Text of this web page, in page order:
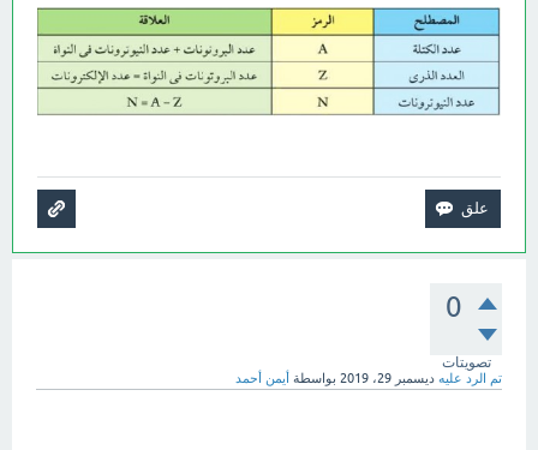
0
تصويتات
تم الرد عليه ديسمبر 29، 2019 بواسطة أيمن أحمد